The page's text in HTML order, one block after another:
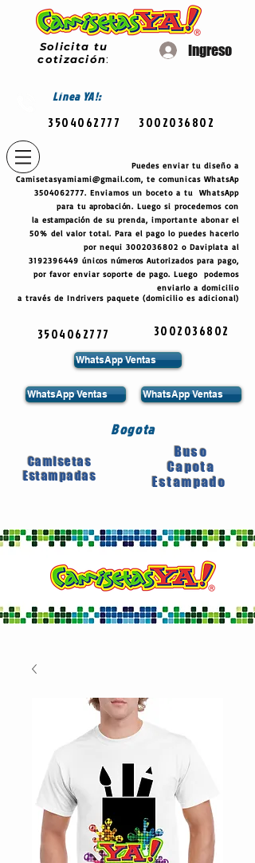
Solicita tu
cotización:
Ingreso
LíneaYA!:
3504062777 3002036802
Puedes enviar tu diseño a
Camisetasyamiami@gmail.com, te comunicas WhatsAp
3504062777. Enviamos un boceto a tu WhatsApp
para tu aprobación. Luego si procedemos con
laestampación de su prenda, importante abonar el
50% del valor total. Para el pago lo puedes hacerlo
por nequi 3002036802 o Daviplata al
3192396449 únicos números Autorizados para pago,
por favor enviar soporte de pago. Luego podemos
enviarlo a domicilio
a través de Indrivers paquete (domicilio es adicional)
3504062777 3002036802
WhatsApp Ventas
WhatsApp Ventas WhatsApp Ventas
Bogota
Camisetas
Estampadas
Buso
Capota
Estampado